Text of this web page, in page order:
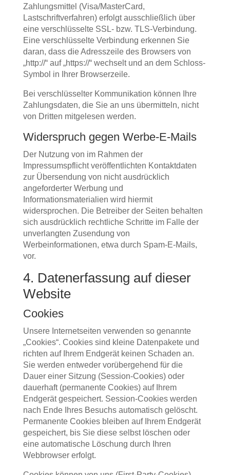
Zahlungsmittel (Visa/MasterCard,
Lastschriftverfahren) erfolgt ausschließlich über
eine verschlüsselte SSL- bzw. TLS-Verbindung.
Eine verschlüsselte Verbindung erkennen Sie
daran, dass die Adresszeile des Browsers von
„http://“ auf „https://“ wechselt und an dem Schloss-
Symbol in Ihrer Browserzeile.
Bei verschlüsselter Kommunikation können Ihre
Zahlungsdaten, die Sie an uns übermitteln, nicht
von Dritten mitgelesen werden.
Widerspruch gegen Werbe-E-Mails
Der Nutzung von im Rahmen der
Impressumspflicht veröffentlichten Kontaktdaten
zur Übersendung von nicht ausdrücklich
angeforderter Werbung und
Informationsmaterialien wird hiermit
widersprochen. Die Betreiber der Seiten behalten
sich ausdrücklich rechtliche Schritte im Falle der
unverlangten Zusendung von
Werbeinformationen, etwa durch Spam-E-Mails,
vor.
4. Datenerfassung auf dieser
Website
Cookies
Unsere Internetseiten verwenden so genannte
„Cookies“. Cookies sind kleine Datenpakete und
richten auf Ihrem Endgerät keinen Schaden an.
Sie werden entweder vorübergehend für die
Dauer einer Sitzung (Session-Cookies) oder
dauerhaft (permanente Cookies) auf Ihrem
Endgerät gespeichert. Session-Cookies werden
nach Ende Ihres Besuchs automatisch gelöscht.
Permanente Cookies bleiben auf Ihrem Endgerät
gespeichert, bis Sie diese selbst löschen oder
eine automatische Löschung durch Ihren
Webbrowser erfolgt.